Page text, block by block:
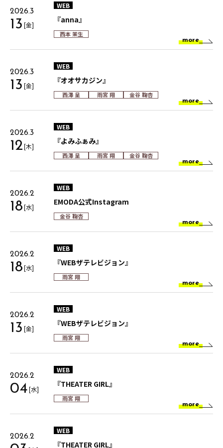
2026.3
13 [金]
WEB
『anna』
西本 茉生
more
2026.3
13 [金]
WEB
『オオサカジン』
西澤 呈 雨宮 翔 金谷 鞠杏
more
2026.3
12[木]
WEB
『よみふぁみ』
西澤 呈 雨宮 翔 金谷 鞠杏
more
2026.2
18[水]
WEB
EMODA公式Instagram
金谷 鞠杏
more
2026.2
18[水]
WEB
『WEBザテレビジョン』
雨宮 翔
more
2026.2
13 [金]
WEB
『WEBザテレビジョン』
雨宮 翔
more
2026.2
04[水]
WEB
『THEATER GIRL』
雨宮 翔
more
2026.2
WEB
『THEATER GIRL』